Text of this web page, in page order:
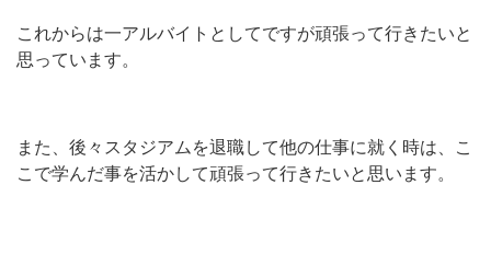
これからは一アルバイトとしてですが頑張って行きたいと
思っています。
また、後々スタジアムを退職して他の仕事に就く時は、こ
こで学んだ事を活かして頑張って行きたいと思います。